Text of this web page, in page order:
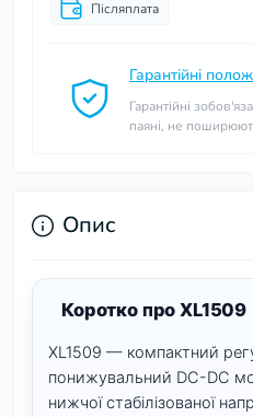
Післяплата
Гарантійні
Гарантійні
паяні, не
Опис
Коротко про XL1509
XL1509 — компактний
понижувальний DC-DC
нижчої стабілізованої